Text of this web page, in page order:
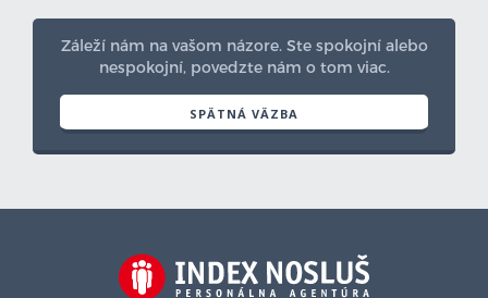
Záleží nám na vašom názore. Ste spokojní alebo
nespokojní, povedzte nám o tom viac.
SPÄTNÁ VÄZBA